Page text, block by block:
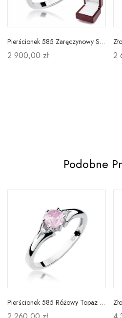
Pierścionek 585 Zaręczynowy Szafir Diamenty Grawer
2 900,00 zł 2
Podobne
Pierścionek 585 Różowy Topaz Brylanty Białe Złoto